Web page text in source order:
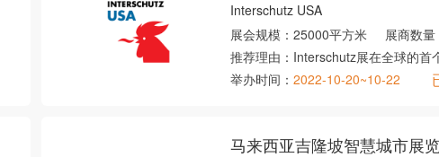
Interschutz USA
展会规模： 25000平方米 展商数量
推荐理由： Interschutz展在全球的首
举办时间： 2022-10-20~10-22
马来西亚吉隆坡智慧城市展